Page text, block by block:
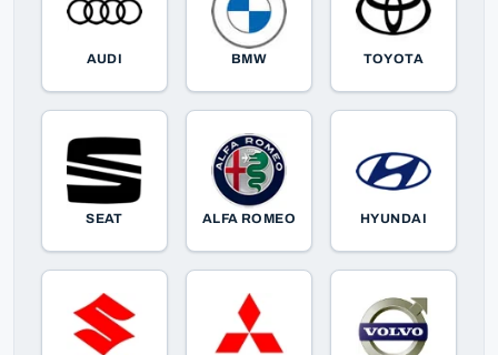
AUDI BMW TOYOTA
SEAT ALFA ROMEO HYUNDAI